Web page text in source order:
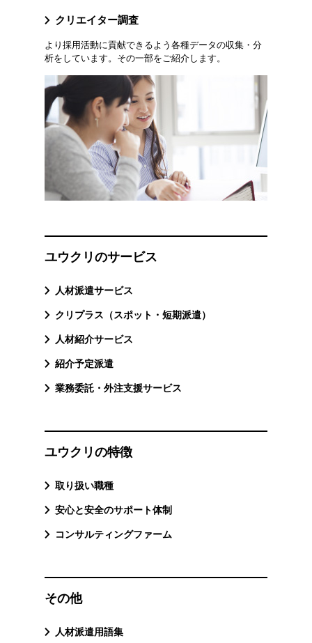
クリエイター調査
より採用活動に貢献できるよう各種データの収集・分
析をしています。その一部をご紹介します。
ユウクリのサービス
人材派遣サービス
クリプラス（スポット・短期派遣）
人材紹介サービス
紹介予定派遣
業務委託・外注支援サービス
ユウクリの特徴
取り扱い職種
安心と安全のサポート体制
コンサルティングファーム
その他
人材派遣用語集